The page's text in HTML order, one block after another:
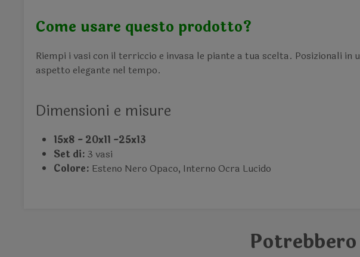
Come usare questo prodotto?
Riempi i vasi con il terriccio e invasa le piante a tua scelta. Posizionali
aspetto elegante nel tempo.
Dimensioni e misure
15x8 - 20x11 -25x13
Set di: 3 vasi
Colore: Esteno Nero Opaco, Interno Ocra Lucido